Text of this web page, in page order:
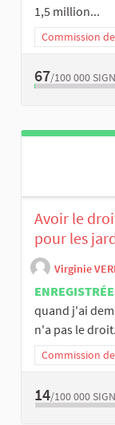
1,5 million...
Commission
67/100 000
Avoir le
pour les
Virginie
ENREGISTRÉE
quand j'ai
n'a pas le
Commission
14/100 000